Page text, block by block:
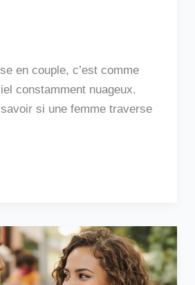
en couple, c’est comme
constamment nuageux.
si une femme traverse